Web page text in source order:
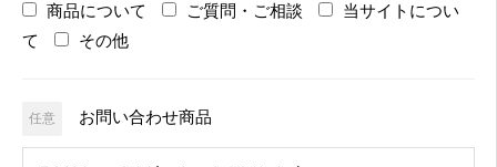
商品について ご質問・ご相談
当サイトについ
て
その他
任意 お問い合わせ商品